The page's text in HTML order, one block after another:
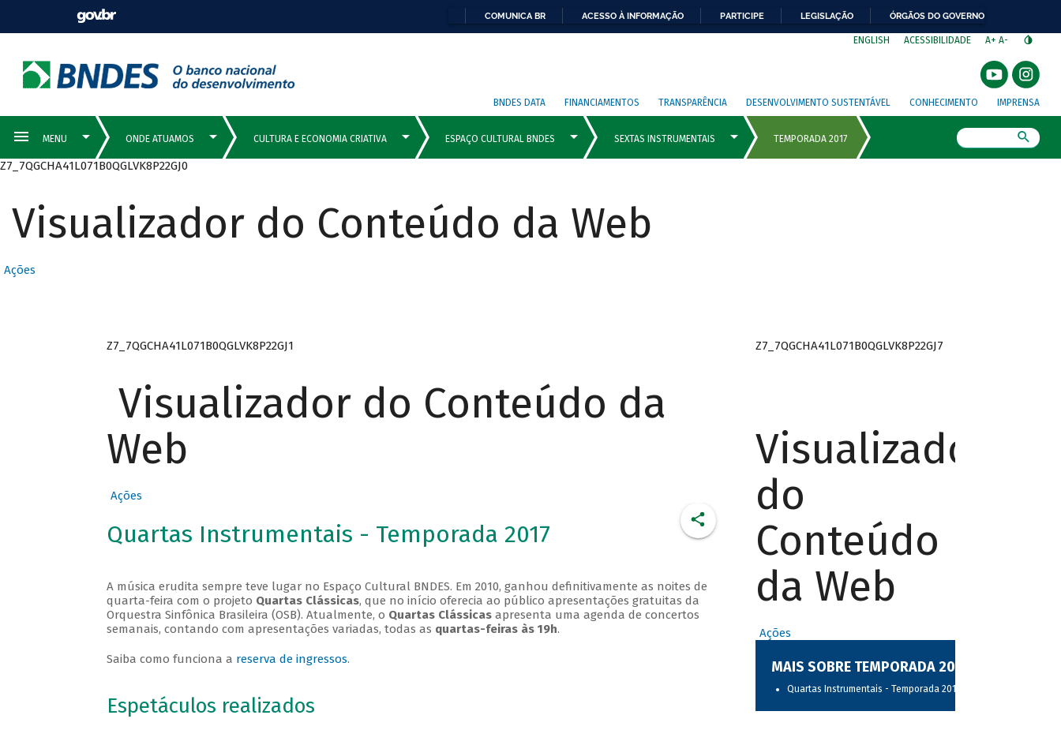
COMUNICA BR ACESSO À INFORMAÇÃO PARTICIPE LEGISLAÇÃO ÓRGÃOS DO GOVERNO
ENGLISH ACESSIBILIDADE A+ A-
BNDES DATA FINANCIAMENTOS TRANSPARÊNCIA DESENVOLVIMENTO SUSTENTÁVEL CONHECIMENTO IMPRENSA
Z7_7QGCHA41L071B0QGLVK8P22GJ0
Visualizador do Conteúdo da Web
Ações
Z7_7QGCHA41L071B0QGLVK8P22GJ1
Visualizador do Conteúdo da
Web
Ações
Quartas Instrumentais - Temporada 2017
A música erudita sempre teve lugar no Espaço Cultural BNDES. Em 2010, ganhou definitivamente as noites de
quarta-feira com o projeto Quartas Clássicas, que no início oferecia ao público apresentações gratuitas da
Orquestra Sinfônica Brasileira (OSB). Atualmente, o Quartas Clássicasapresenta uma agenda de concertos
semanais, contando com apresentações variadas, todas as quartas-feiras às 19h.
Saiba como funciona a reserva de ingressos.
Espetáculos realizados
Z7_7QGCHA41L071B0QGLVK8P22GJ7
Visualizador
do
Conteúdo
da Web
Ações
MAIS SOBRE TEMPORADA 2017
Quartas Instrumentais - Temporada 2017